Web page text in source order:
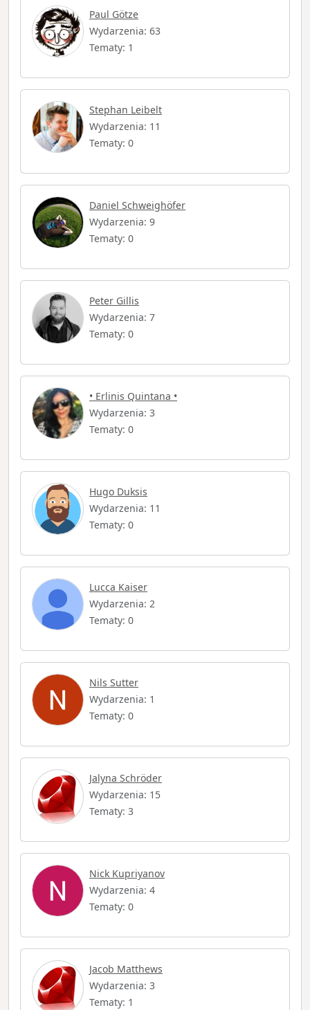
Paul Götze
Wydarzenia: 63
Tematy: 1
Stephan Leibelt
Wydarzenia: 11
Tematy: 0
Daniel Schweighöfer
Wydarzenia: 9
Tematy: 0
Peter Gillis
Wydarzenia: 7
Tematy: 0
• Erlinis Quintana •
Wydarzenia: 3
Tematy: 0
Hugo Duksis
Wydarzenia: 11
Tematy: 0
Lucca Kaiser
Wydarzenia: 2
Tematy: 0
Nils Sutter
Wydarzenia: 1
Tematy: 0
Jalyna Schröder
Wydarzenia: 15
Tematy: 3
Nick Kupriyanov
Wydarzenia: 4
Tematy: 0
Jacob Matthews
Wydarzenia: 3
Tematy: 1